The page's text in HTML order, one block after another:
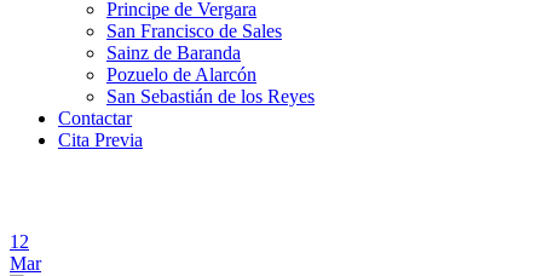
Principe de Vergara
San Francisco de Sales
Sainz de Baranda
Pozuelo de Alarcón
San Sebastián de los Reyes
Contactar
Cita Previa
12
Mar